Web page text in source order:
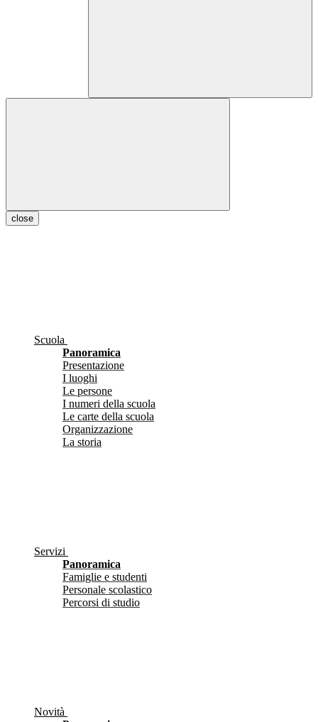
close
Scuola
Panoramica
Presentazione
I luoghi
Le persone
I numeri della scuola
Le carte della scuola
Organizzazione
La storia
Servizi
Panoramica
Famiglie e studenti
Personale scolastico
Percorsi di studio
Novità